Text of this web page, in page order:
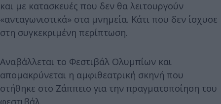
και με κατασκευές που δεν θα λειτουργούν
«ανταγωνιστικά» στα μνημεία. Κάτι που δεν ίσχυσε
στη συγκεκριμένη περίπτωση.
Aναβάλλεται το Φεστιβάλ Ολυμπίων και
απομακρύνεται η αμφιθεατρική σκηνή που
στήθηκε στο Ζάππειο για την πραγματοποίηση του
φεστιβάλ.